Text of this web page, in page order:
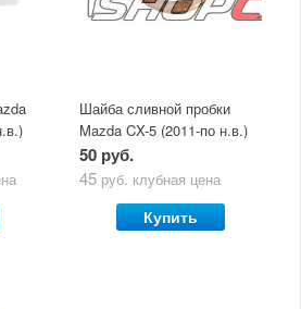
Шайба сливной пробки
Mazda CX-5 (2011-по н.в.)
Victor Reinz
50 руб.
45 руб. клубная цена
Купить